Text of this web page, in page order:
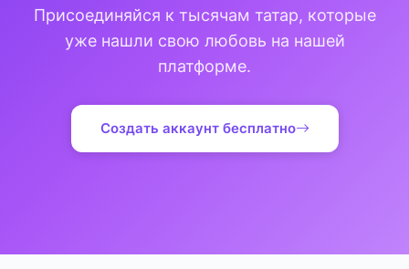
Присоединяйся к тысячам татар, которые
уже нашли свою любовь на нашей
платформе.
Создать аккаунт бесплатно